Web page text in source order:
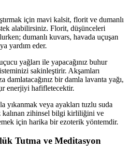
için mavi kalsit, florit ve dumanlı
alabilirsiniz. Florit, düşünceleri
dumanlı kuvars, havada uçuşan
yardım eder.
yağları ile yapacağınız buhur
sakinleştirir. Akşamları
damlatacağınız bir damla lavanta yağı,
enerjiyi hafifletecektir.
yıkanmak veya ayakları tuzlu suda
kalınan zihinsel bilgi kirliliğini ve
için harika bir ezoterik yöntemdir.
Tutma ve Meditasyon